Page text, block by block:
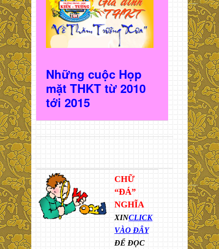
Những cuộc Họp
mặt THKT từ 2010
tới 2015
CHỮ
“ĐÁ”
NGHĨA
XINCLICK
VÀO ĐÂY
ĐỂ ĐỌC